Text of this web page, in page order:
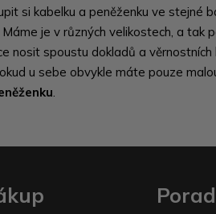
si kabelku a peněženku ve stejné
je v různých velikostech, a tak
nosit spoustu dokladů a
u sebe obvykle máte pouze
.